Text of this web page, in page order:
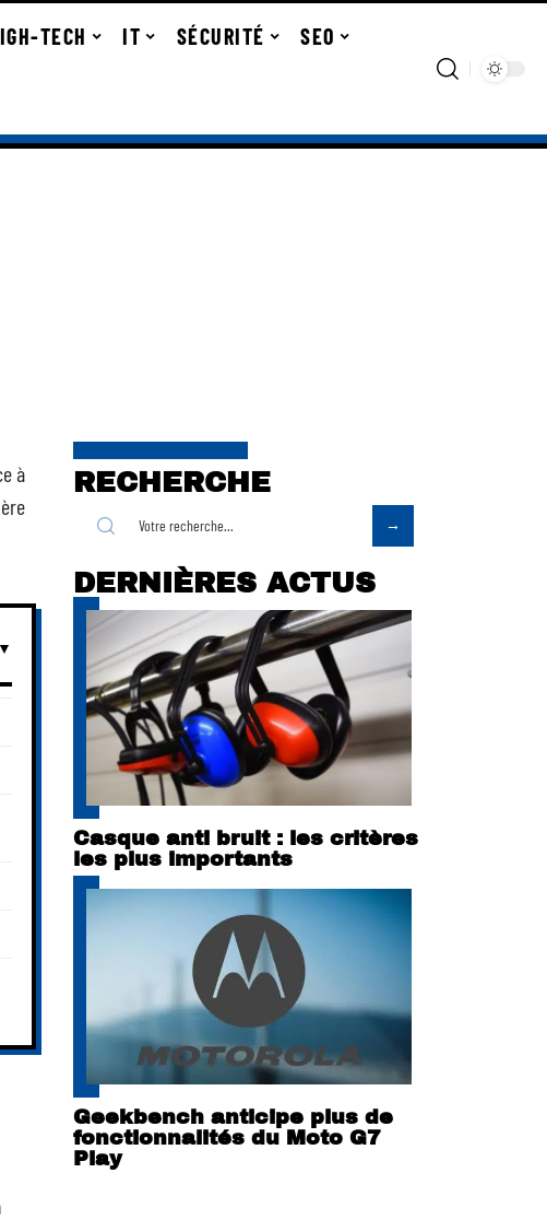
TECH IT SÉCURITÉ SEO
à
RECHERCHE
DERNIÈRES ACTUS
Casque anti bruit : les critères
les plus importants
Geekbench anticipe plus de
fonctionnalités du Moto G7
Play